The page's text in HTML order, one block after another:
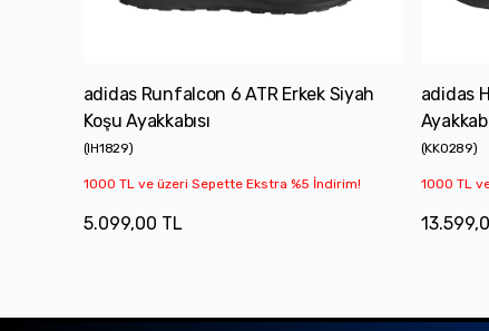
adidas Runfalcon 6 ATR Erkek Siyah
Koşu Ayakkabısı
(IH1829)
1000 TL ve üzeri Sepette Ekstra %5 İndirim!
5.099,00 TL
adidas
(KK0289)
1000 TL